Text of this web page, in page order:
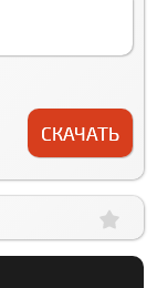
СКАЧАТЬ